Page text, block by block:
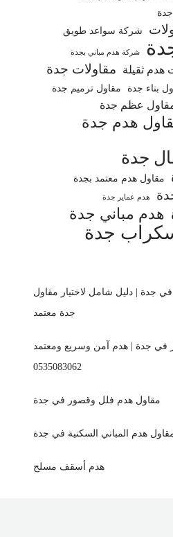
شركة سواعد طويق
شركة هدم مباني بجدة
هدم ثقيلة مقاولات جدة
بناء جدة
مقاول ترميم جدة
عظم جدة
هدم جدة
جدة
مقاول هدم معتمد بجدة
هدم عماير جدة
هدم مباني جدة
جدة
جدة | دليل شامل لاختيار مقاول
جدة معتمد
في جدة | هدم آمن وسريع ومعتمد
0535083062
مقاول هدم فلل وقصور في جدة
هدم المباني السكنية في جدة
هدم أسقف مسلح